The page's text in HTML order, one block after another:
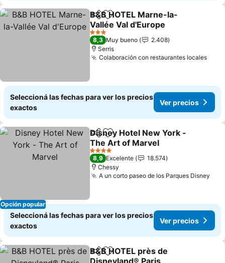
CompartirAñadir a favoritos
B&B HOTEL Marne-la-
Vallée Val d'Europe
Ver precios
3 Estrellas
8,3 Muy bueno
2.408
Serris
Colaboración con restaurantes localesVer
Seleccioná las fechas para ver los precios
exactos
Ver precios
Opción popular
CompartirAñadir a favoritos
Disney Hotel New York -
The Art of Marvel
Ver precios
4 Estrellas
8,9 Excelente
18.574
Chessy
A un corto paseo de los Parques Disney
Seleccioná las fechas para ver los precios
exactos
Ver precios
CompartirAñadir a favoritos
B&B HOTEL près de
Disneyland® Paris